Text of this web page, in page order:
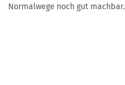
Normalwege noch gut machbar.